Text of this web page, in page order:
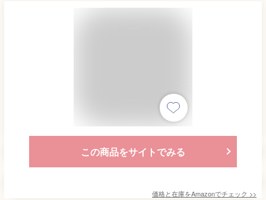
この商品をサイトでみる
価格と在庫をAmazonでチェック >>